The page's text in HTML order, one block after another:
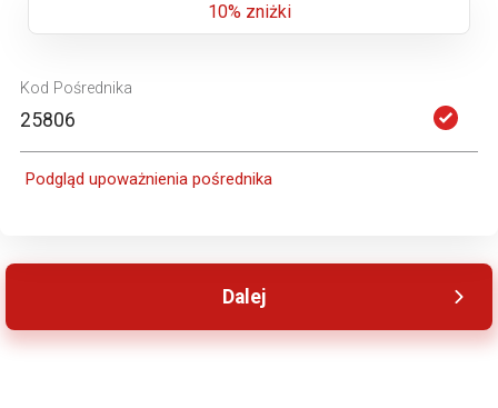
10% zniżki
Kod Pośrednika
Podgląd upoważnienia pośrednika